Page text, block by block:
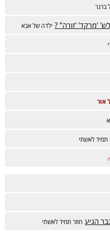
ברגר
'מרקד' 'זורה" ? ילדה של אבא
אור
תמיד לאשתי
הגיע חוזר תמיד לאשתי